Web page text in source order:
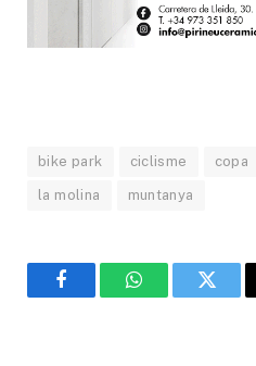
bike park ciclisme copa
la molina muntanya
FacebookWhatsApp